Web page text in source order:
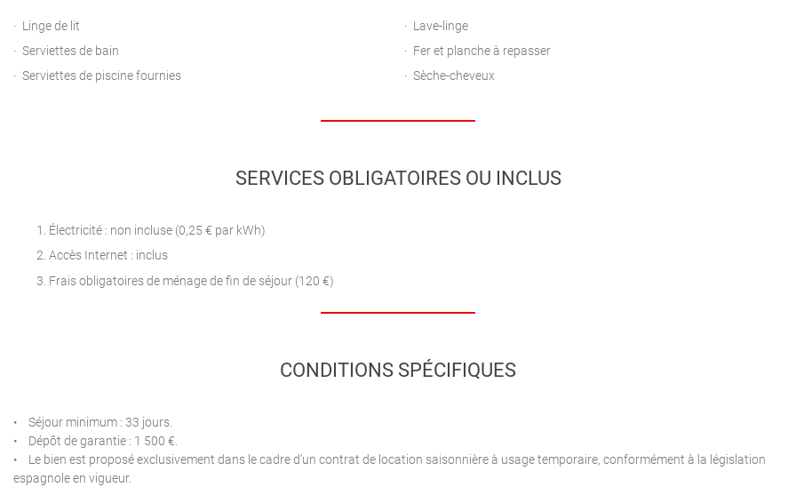
Linge de lit
Serviettes de bain
Serviettes de piscine fournies
Lave-linge
Fer et planche à repasser
Sèche-cheveux
SERVICES OBLIGATOIRES OU INCLUS
Électricité : non incluse (0,25 € par kWh)
Accès Internet : inclus
Frais obligatoires de ménage de fin de séjour (120 €)
CONDITIONS SPÉCIFIQUES
• Séjour minimum : 33 jours.
• Dépôt de garantie : 1 500 €.
• Le bien est proposé exclusivement dans le cadre d’un contrat de location saisonnière à usage temporaire, conformément à la législation
espagnole en vigueur.